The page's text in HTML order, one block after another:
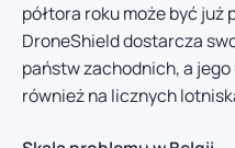
półtora roku może być już
DroneShield dostarcza
państw zachodnich, a
również na licznych